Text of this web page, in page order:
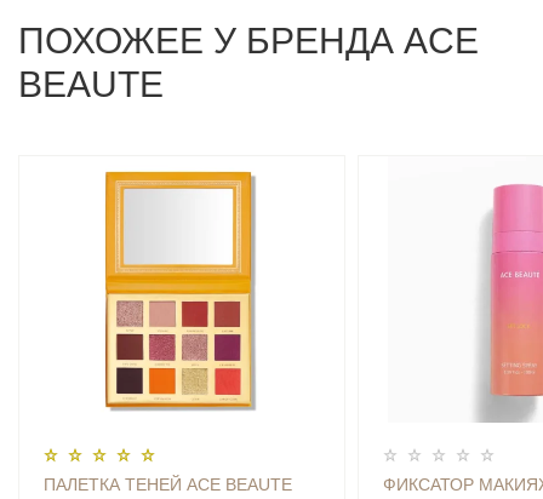
ПОХОЖЕЕ У БРЕНДА ACE
BEAUTE
ПАЛЕТКА ТЕНЕЙ ACE BEAUTE
ФИКСАТОР